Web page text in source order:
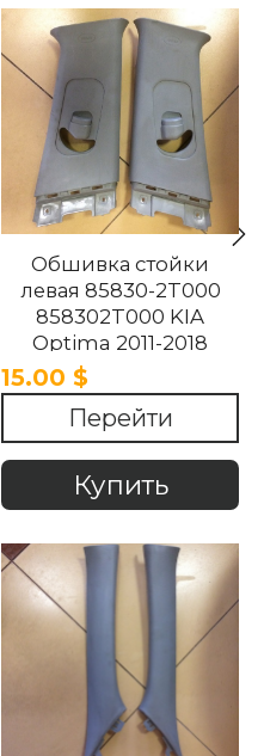
Обшивка стойки
левая 85830-2T000
858302T000 KIA
Optima 2011-2018
15.00 $
Перейти
Купить